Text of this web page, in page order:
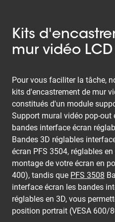
Kits
mur vidéo
Pour vous faciliter la tâche,
kits d'encastrement de mur
constitués d'un module
Support mural vidéo pop-out
bandes interface écran
Bandes 3D réglables
écran PFS 3504, réglables
montage de votre écran en
400), tandis que PFS 3508
interface écran les bandes
réglables en 3D, vous
position portrait (VESA 600/